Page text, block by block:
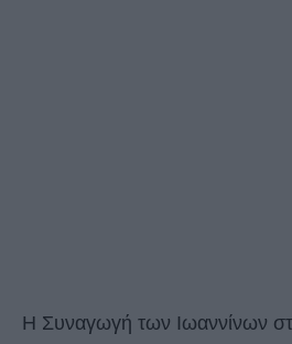
Η Συναγωγή των Ιωαννίνων